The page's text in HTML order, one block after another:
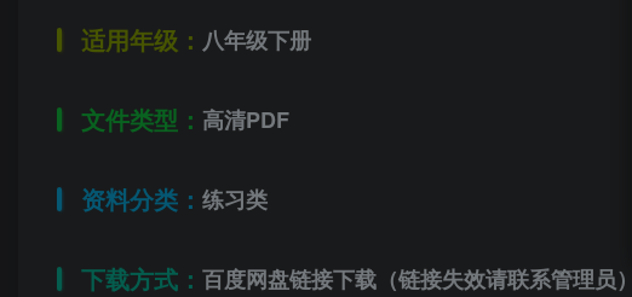
适用年级： 八年级下册
文件类型： 高清PDF
资料分类： 练习类
下载方式： 百度网盘链接下载（链接失效请联系管理员）